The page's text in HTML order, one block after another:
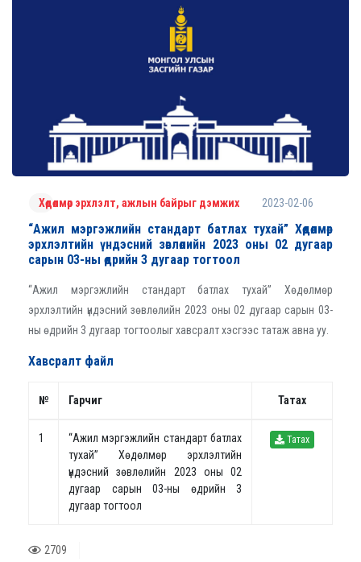
Хөдөлмөр эрхлэлт, ажлын байрыг дэмжих 2023-02-06
“Ажил мэргэжлийн стандарт батлах тухай” Хөдөлмөр
эрхлэлтийн үндэсний зөвлөлийн 2023 оны 02 дугаар
сарын 03-ны өдрийн 3 дугаар тогтоол
“Ажил мэргэжлийн стандарт батлах тухай” Хөдөлмөр
эрхлэлтийн үндэсний зөвлөлийн 2023 оны 02 дугаар сарын 03-
ны өдрийн 3 дугаар тогтоолыг хавсралт хэсгээс татаж авна уу.
Хавсралт файл
№ Гарчиг Татах
1
“Ажил мэргэжлийн стандарт батлах
тухай” Хөдөлмөр эрхлэлтийн
үндэсний зөвлөлийн 2023 оны 02
дугаар сарын 03-ны өдрийн 3
дугаар тогтоол
Татах
2709